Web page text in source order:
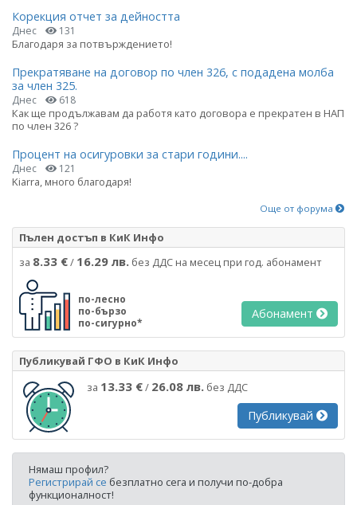
Корекция отчет за дейността
Днес 131
Благодаря за потвърждението!
Прекратяване на договор по член 326, с подадена молба
за член 325.
Днес 618
Как ще продължавам да работя като договора е прекратен в НАП
по член 326 ?
Процент на осигуровки за стари години....
Днес 121
Kiarra, много благодаря!
Още от форума
Пълен достъп в КиК Инфо
за 8.33 €/ 16.29 лв. без ДДС на месец при год. абонамент
по-лесно
по-бързо
по-сигурно*
Абонамент
Публикувай ГФО в КиК Инфо
за 13.33 €/ 26.08 лв. без ДДС
Публикувай
Нямаш профил?
Регистрирай се безплатно сега и получи по-добра
функционалност!